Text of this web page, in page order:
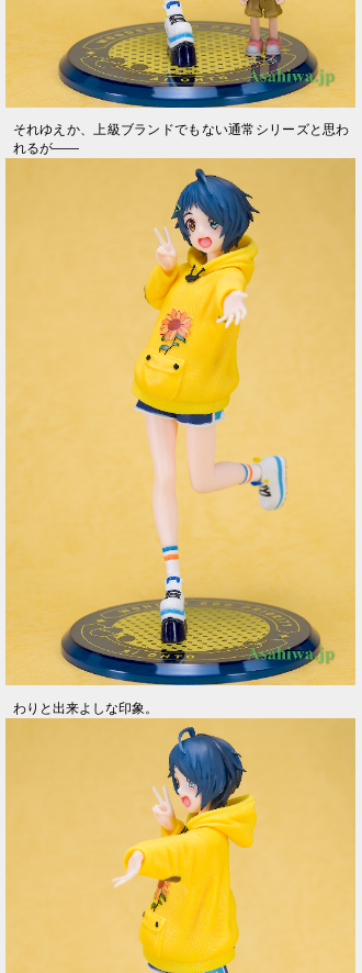
それゆえか、上級ブランドでもない通常シリーズと思わ
れるが――
わりと出来よしな印象。